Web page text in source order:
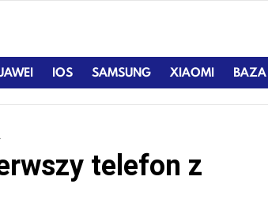
IOS SAMSUNG XIAOMI BAZA
telefon z